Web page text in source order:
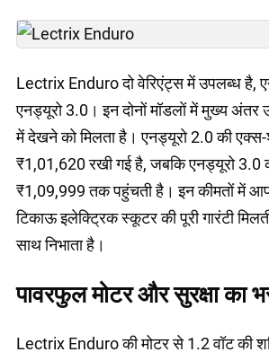
Lectrix Enduro दो वेरिएंट्स में उपलब्ध है,
एनड्यूरो 3.0। इन दोनों मॉडलों में मुख्य अंतर
में देखने को मिलता है। एनड्यूरो 2.0 की
₹1,01,620 रखी गई है, जबकि एनड्यूरो 3.0
₹1,09,999 तक पहुंचती है। इन कीमतों में
टिकाऊ इलेक्ट्रिक स्कूटर की पूरी गारंटी
साथ निभाता है।
पावरफुल मोटर और सुरक्षा का
Lectrix Enduro की मोटर से 1.2 वॉट की